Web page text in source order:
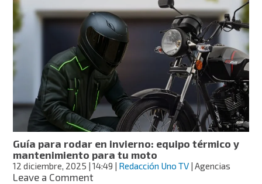
duplican
muertes
de
motociclistas
en
CDMX;
hay
43
choques
diarios
Guía para rodar en invierno: equipo térmico y
mantenimiento para tu moto
12 diciembre, 2025 | 14:49 Redacción Uno TV | Agencias
Leave a Commenton